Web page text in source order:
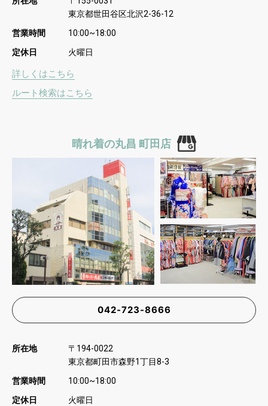
東京都世田谷区北沢2-36-12
営業時間 10:00~18:00
定休日 火曜日
詳しくはこちら
ルート検索はこちら
晴れ着の丸昌 町田店
042-723-8666
所在地 〒 194-0022
東京都町田市森野1丁目8-3
営業時間 10:00~18:00
定休日 火曜日